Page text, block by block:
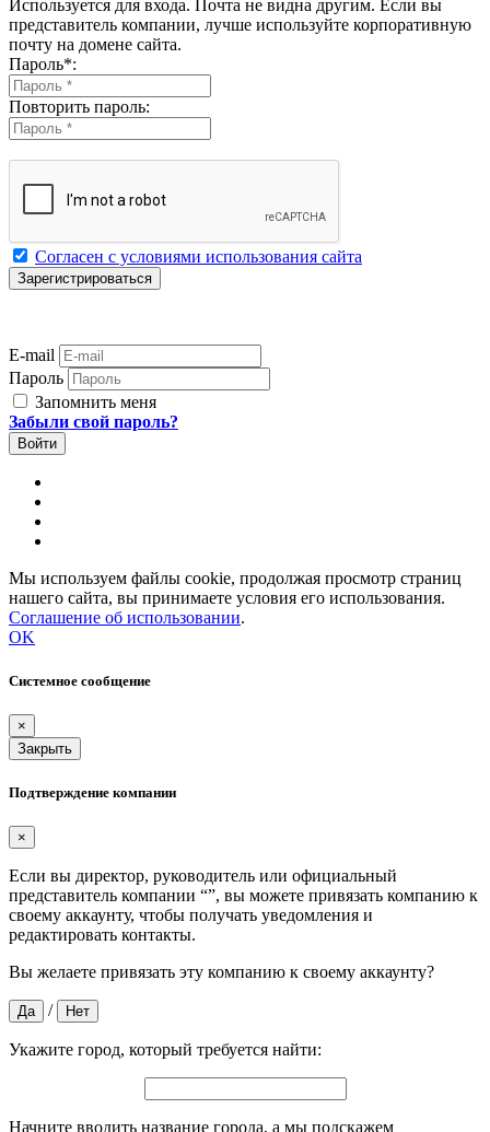
Используется для входа. Почта не видна другим. Если вы
представитель компании, лучше используйте корпоративную
почту на домене сайта.
Пароль*:
Повторить пароль:
Согласен с условиями использования сайта
E-mail
Пароль
Запомнить меня
Забыли свой пароль?
Мы используем файлы cookie, продолжая просмотр страниц
нашего сайта, вы принимаете условия его использования.
Соглашение об использовании.
OK
Системное сообщение
×
Закрыть
Подтверждение компании
×
Если вы директор, руководитель или официальный
представитель компании “”, вы можете привязать компанию к
своему аккаунту, чтобы получать уведомления и
редактировать контакты.
Вы желаете привязать эту компанию к своему аккаунту?
Да / Нет
Укажите город, который требуется найти:
Начните вводить название города, а мы подскажем